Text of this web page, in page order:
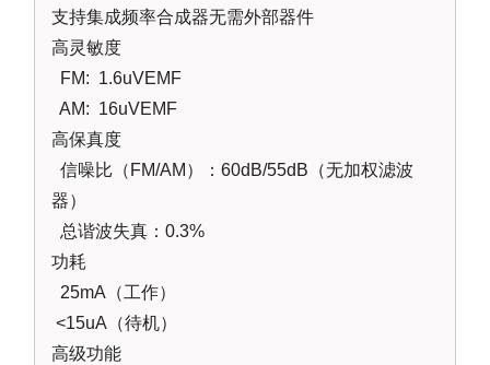
支持集成频率合成器无需外部器件
高灵敏度
FM: 1.6uVEMF
AM: 16uVEMF
高保真度
信噪比（FM/AM）：60dB/55dB（无加权滤波
器）
总谐波失真：0.3%
功耗
25mA（工作）
<15uA（待机）
高级功能